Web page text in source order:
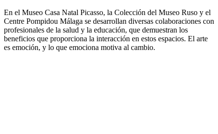
En el Museo Casa Natal Picasso, la Colección del Museo Ruso y el
Centre Pompidou Málaga se desarrollan diversas colaboraciones con
profesionales de la salud y la educación, que demuestran los
beneficios que proporciona la interacción en estos espacios. El arte
es emoción, y lo que emociona motiva al cambio.